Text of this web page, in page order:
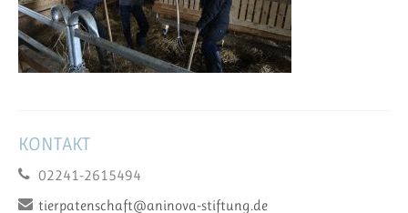
KONTAKT
02241-2615494
tierpatenschaft@aninova-stiftung.de